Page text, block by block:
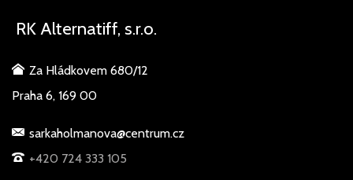
RK Alternatiff, s.r.o.
Za Hládkovem 680/12
Praha 6, 169 00
sarkaholmanova@centrum.cz
+420 724 333 105